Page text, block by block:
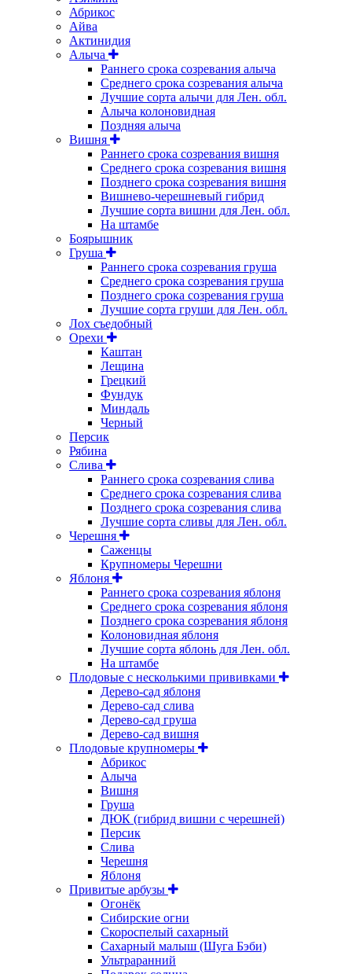
Абрикос
Айва
Актинидия
Алыча
Раннего срока созревания алыча
Среднего срока созревания алыча
Лучшие сорта алычи для Лен. обл.
Алыча колоновидная
Поздняя алыча
Вишня
Раннего срока созревания вишня
Среднего срока созревания вишня
Позднего срока созревания вишня
Вишнево-черешневый гибрид
Лучшие сорта вишни для Лен. обл.
На штамбе
Боярышник
Груша
Раннего срока созревания груша
Среднего срока созревания груша
Позднего срока созревания груша
Лучшие сорта груши для Лен. обл.
Лох съедобный
Орехи
Каштан
Лещина
Грецкий
Фундук
Миндаль
Черный
Персик
Рябина
Слива
Раннего срока созревания слива
Среднего срока созревания слива
Позднего срока созревания слива
Лучшие сорта сливы для Лен. обл.
Черешня
Саженцы
Крупномеры Черешни
Яблоня
Раннего срока созревания яблоня
Среднего срока созревания яблоня
Позднего срока созревания яблоня
Колоновидная яблоня
Лучшие сорта яблонь для Лен. обл.
На штамбе
Плодовые с несколькими прививками
Дерево-сад яблоня
Дерево-сад слива
Дерево-сад груша
Дерево-сад вишня
Плодовые крупномеры
Абрикос
Алыча
Вишня
Груша
ДЮК (гибрид вишни с черешней)
Персик
Слива
Черешня
Яблоня
Привитые арбузы
Огонёк
Сибирские огни
Скороспелый сахарный
Сахарный малыш (Шуга Бэби)
Ультраранний